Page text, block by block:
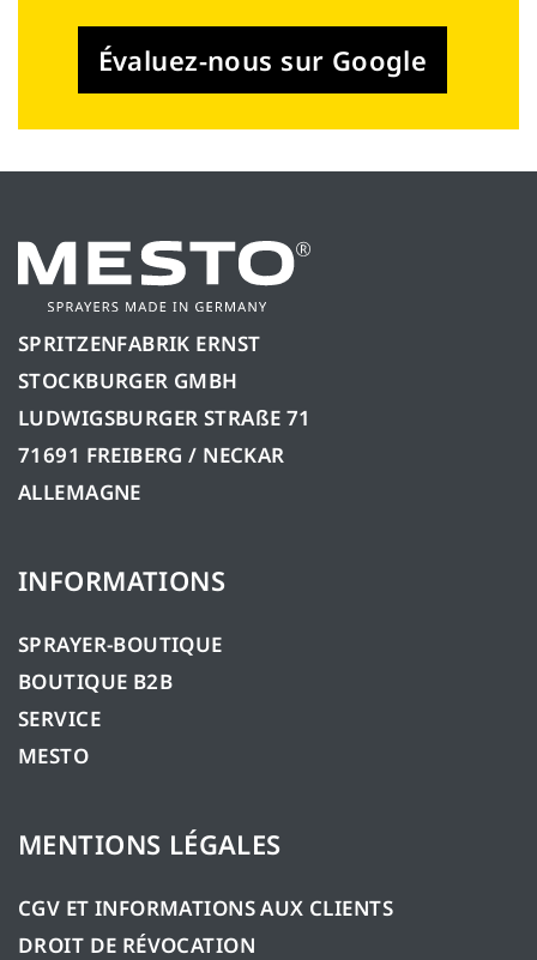
Évaluez-nous sur Google
SPRITZENFABRIK ERNST
STOCKBURGER GMBH
LUDWIGSBURGER STRAßE 71
71691 FREIBERG / NECKAR
ALLEMAGNE
INFORMATIONS
SPRAYER-BOUTIQUE
BOUTIQUE B2B
SERVICE
MESTO
MENTIONS LÉGALES
CGV ET INFORMATIONS AUX CLIENTS
DROIT DE RÉVOCATION